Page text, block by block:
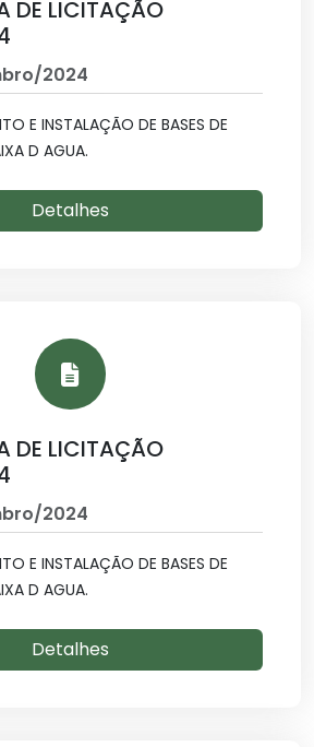
DE LICITAÇÃO
2024
E INSTALAÇÃO DE BASES DE
D AGUA.
Detalhes
DE LICITAÇÃO
2024
E INSTALAÇÃO DE BASES DE
D AGUA.
Detalhes